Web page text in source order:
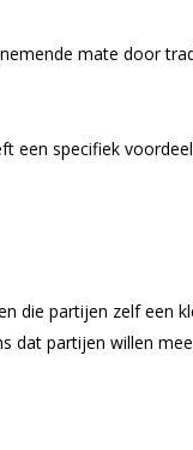
mate door
specifiek
die partijen zelf een
partijen willen